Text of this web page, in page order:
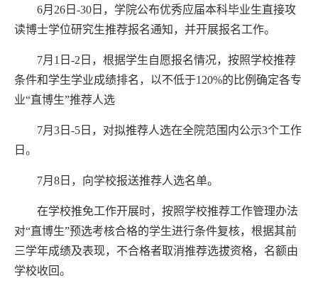
6月26日-30日，学院公布优秀应届本科毕业生直接攻
读博士学位研究生推荐报名通知，并开展报名工作。
7月1日-2日， 根据学生自愿报名情况，按照学校推荐
条件和学生学业成绩排名，以不低于120%的比例确定各专
业“直博生”推荐人选
7月3日-5日，对拟推荐人选在全院范围内公示3个工作
日。
7月8日，向学校报送推荐人选名单。
在学校推免工作开展时，按照学校推荐工作管理办法
对“直博生”预选考核合格的学生进行条件复核，根据其前
三学年成绩及表现，不合格者取消推荐选拔资格，名额由
学校收回。